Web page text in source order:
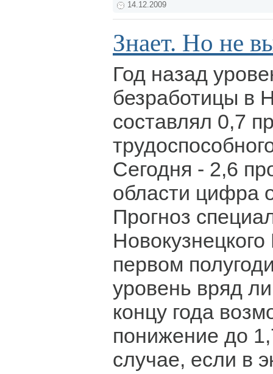
14.12.2009
Знает. Но не
Год назад
безработицы в
составлял 0,7
Сегодня - 2,6
области цифра
Прогноз
первом
уровень вряд
концу года
понижение до
случае, если в